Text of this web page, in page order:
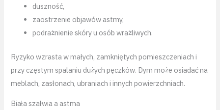
duszność,
zaostrzenie objawów astmy,
podrażnienie skóry u osób wrażliwych.
Ryzyko wzrasta w małych, zamkniętych pomieszczeniach i
przy częstym spalaniu dużych pęczków. Dym może osiadać na
meblach, zasłonach, ubraniach i innych powierzchniach.
Biała szałwia a astma